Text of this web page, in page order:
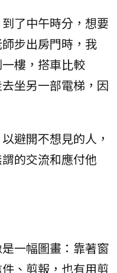
了中午時分，想要
步出房門時，我
樓，搭車比較
坐另一部電梯，因
避開不想見的人，
的交流和應付他
一幅圖畫：靠著窗
、剪報，也有用剪